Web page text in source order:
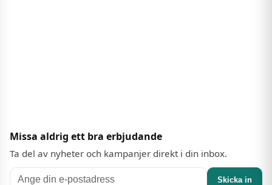
Missa aldrig ett bra erbjudande
Ta del av nyheter och kampanjer direkt i din inbox.
Skicka in